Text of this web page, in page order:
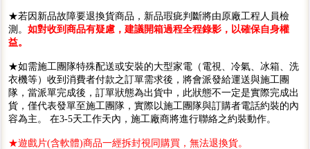
★若因新品故障要退換貨商品，新品瑕疵判斷將由原廠工程人員檢
測。 如對收到商品有疑慮，建議開箱過程全程錄影，以確保自身權
益。
★如需施工團隊特殊配送或安裝的大型家電（電視、冷氣、冰箱、洗
衣機等）收到消費者付款之訂單需求後，將會派發給運送與施工團
隊，當派單完成後，訂單狀態為出貨中，此狀態不一定是實際完成出
貨，僅代表發單至施工團隊，實際以施工團隊與訂購者電話約裝的內
容為主。 在3-5天工作天內，施工廠商將進行聯絡之約裝動作。
★遊戲片(含軟體)商品一經拆封視同購買，無法退換貨。